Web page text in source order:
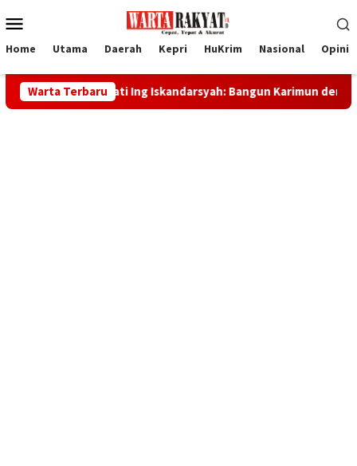
ke
Mobile
Home Utama Daerah Kepri HuKrim Nasional Opini
Warta Terbaru
Bupati Ing Iskandarsyah: Bangun Karimun dengan Kekuatan